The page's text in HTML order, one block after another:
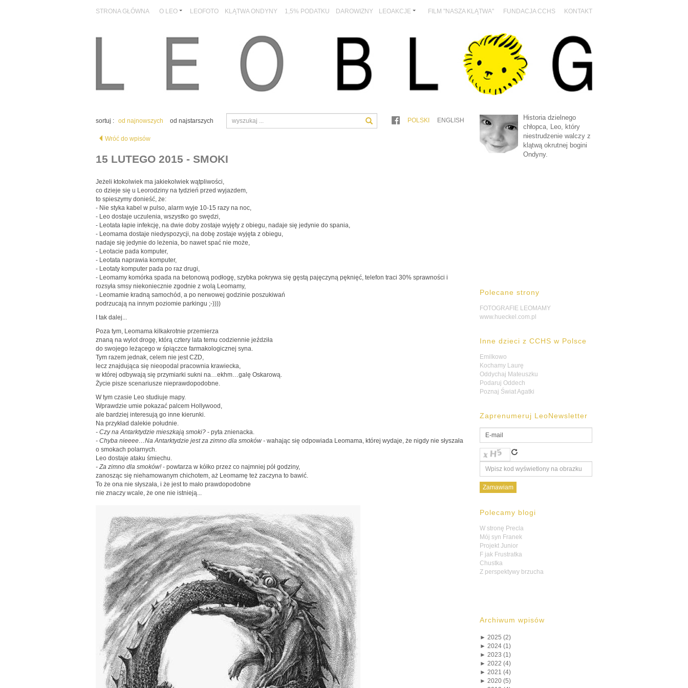
STRONA GŁÓWNA O LEO LEOFOTO KLĄTWA ONDYNY 1,5% PODATKU DAROWIZNY LEOAKCJE FILM "NASZA KLĄTWA" FUNDACJA CCHS KONTAKT
Wróć do wpisów
sortuj : od najnowszych od najstarszych POLSKI ENGLISH
15 LUTEGO 2015 - SMOKI
Jeżeli ktokolwiek ma jakiekolwiek wątpliwości,
co dzieje się u Leorodziny na tydzień przed wyjazdem,
to spieszymy donieść, że:
- Nie styka kabel w pulso, alarm wyje 10-15 razy na noc,
- Leo dostaje uczulenia, wszystko go swędzi,
- Leotata łapie infekcję, na dwie doby zostaje wyjęty z obiegu, nadaje się jedynie do spania,
- Leomama dostaje niedyspozycji, na dobę zostaje wyjęta z obiegu,
nadaje się jedynie do leżenia, bo nawet spać nie może,
- Leotacie pada komputer,
- Leotata naprawia komputer,
- Leotaty komputer pada po raz drugi,
- Leomamy komórka spada na betonową podłogę, szybka pokrywa się gęstą pajęczyną pęknięć, telefon traci 30% sprawności i
rozsyła smsy niekoniecznie zgodnie z wolą Leomamy,
- Leomamie kradną samochód, a po nerwowej godzinie poszukiwań
podrzucają na innym poziomie parkingu ;-))))
I tak dalej...
Poza tym, Leomama kilkakrotnie przemierza
znaną na wylot drogę, którą cztery lata temu codziennie jeździła
do swojego leżącego w śpiączce farmakologicznej syna.
Tym razem jednak, celem nie jest CZD,
lecz znajdująca się nieopodal pracownia krawiecka,
w której odbywają się przymiarki sukni na…ekhm…galę Oskarową.
Życie pisze scenariusze nieprawdopodobne.
W tym czasie Leo studiuje mapy.
Wprawdzie umie pokazać palcem Hollywood,
ale bardziej interesują go inne kierunki.
Na przykład dalekie południe.
- Czy na Antarktydzie mieszkają smoki? - pyta znienacka.
- Chyba nieeee…Na Antarktydzie jest za zimno dla smoków - wahając się odpowiada Leomama, której wydaje, że nigdy nie słyszała
o smokach polarnych.
Leo dostaje ataku śmiechu.
- Za zimno dla smoków! - powtarza w kółko przez co najmniej pół godziny,
zanosząc się niehamowanym chichotem, aż Leomamę też zaczyna to bawić.
To że ona nie słyszała, i że jest to mało prawdopodobne
nie znaczy wcale, że one nie istnieją...
Historia dzielnego
chłopca, Leo, który
niestrudzenie walczy z
klątwą okrutnej bogini
Ondyny.
Polecane strony
FOTOGRAFIE LEOMAMY
www.hueckel.com.pl
Inne dzieci z CCHS w Polsce
Emilkowo
Kochamy Laurę
Oddychaj Mateuszku
Podaruj Oddech
Poznaj Świat Agatki
Zaprenumeruj LeoNewsletter
Polecamy blogi
W stronę Precla
Mój syn Franek
Projekt Junior
F jak Frustratka
Chustka
Z perspektywy brzucha
Archiwum wpisów
► 2025 (2)
► 2024 (1)
► 2023 (1)
► 2022 (4)
► 2021 (4)
► 2020 (5)